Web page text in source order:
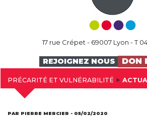
17 rue Crépet - 69007 Lyon - T
REJOIGNEZ NOUS DON
PRÉCARITÉ ET VULNÉRABILITÉ
PAR PIERRE MERCIER - 05/02/2020